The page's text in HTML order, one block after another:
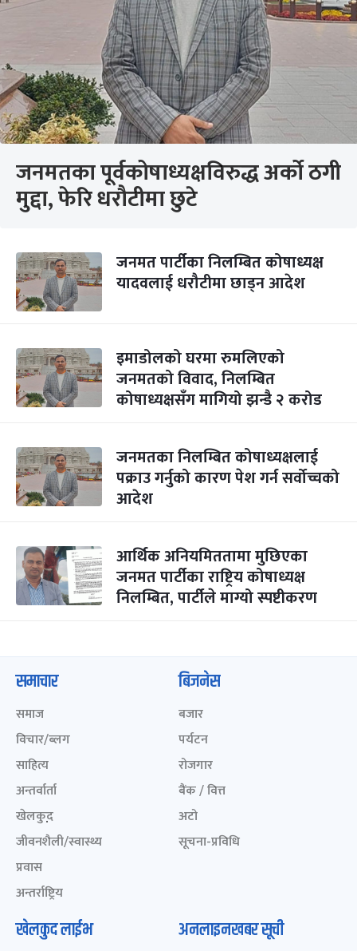
जनमतका पूर्वकोषाध्यक्षविरुद्ध अर्को ठगी
मुद्दा, फेरि धरौटीमा छुटे
जनमत पार्टीका निलम्बित कोषाध्यक्ष
यादवलाई धरौटीमा छाड्न आदेश
इमाडोलको घरमा रुमलिएको
जनमतको विवाद, निलम्बित
कोषाध्यक्षसँग मागियो झन्डै २ करोड
जनमतका निलम्बित कोषाध्यक्षलाई
पक्राउ गर्नुको कारण पेश गर्न सर्वोच्चको
आदेश
आर्थिक अनियमिततामा मुछिएका
जनमत पार्टीका राष्ट्रिय कोषाध्यक्ष
निलम्बित, पार्टीले माग्यो स्पष्टीकरण
समाचार
समाज
विचार/ब्लग
साहित्य
अन्तर्वार्ता
खेलकुद़़
जीवनशैली/स्वास्थ्य
प्रवास
अन्तर्राष्ट्रिय
बिजनेस
बजार
पर्यटन
रोजगार
बैंक / वित्त
अटो
सूचना-प्रविधि
खेलकुद लाईभ अनलाइनखबर सूची